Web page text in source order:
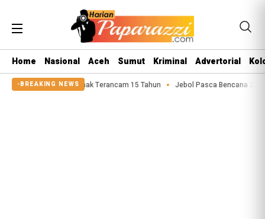
Home Nasional Aceh Sumut Kriminal Advertorial
BREAKING NEWS
Asusila Anak Terancam 15 Tahun Jebol Pasca Bencana 2025, Tanggul